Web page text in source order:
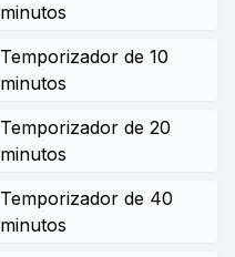
minutos
Temporizador de 10
minutos
Temporizador de 20
minutos
Temporizador de 40
minutos